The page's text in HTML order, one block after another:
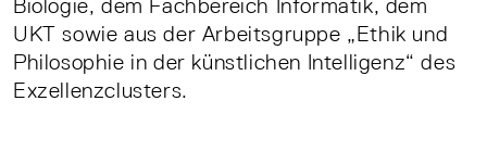
Biologie, dem Fachbereich Informatik, dem
UKT sowie aus der Arbeitsgruppe „Ethik und
Philosophie in der künstlichen Intelligenz“ des
Exzellenzclusters.